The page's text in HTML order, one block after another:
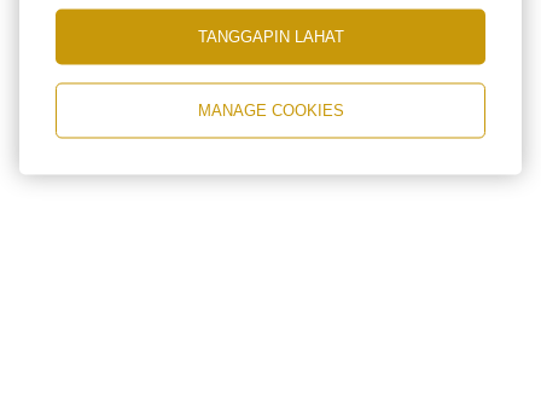
TANGGAPIN LAHAT
MANAGE COOKIES